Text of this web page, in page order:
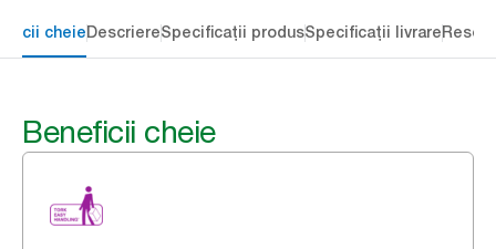
cheieDescriereSpecificații produsSpecificații livrare
Beneficii cheie